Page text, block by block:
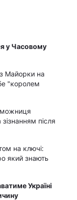
у Часовому
Майорки на
"королем
після
на ключі:
який знають
Україні